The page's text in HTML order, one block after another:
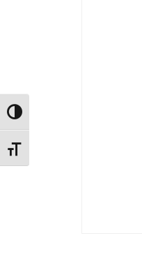
Alternar alto contraste
Alternar tamaño de letra